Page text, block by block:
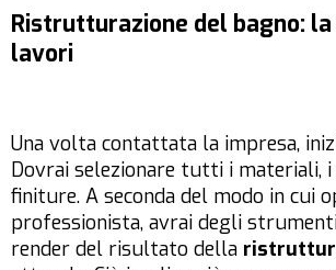
Ristrutturazione del bagno:
lavori
Una volta contattata la impresa,
Dovrai selezionare tutti i materiali,
finiture. A seconda del modo in cui
professionista, avrai degli
render del risultato della